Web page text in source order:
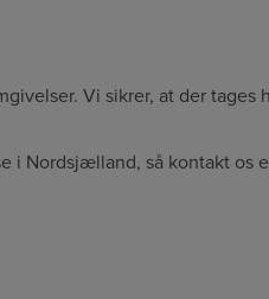
Vi sikrer, at der
Nordsjælland, så kontakt os